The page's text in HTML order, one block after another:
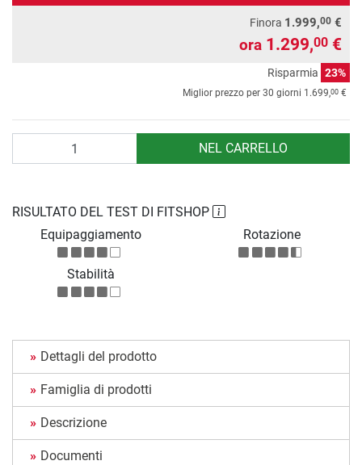
Finora 1.999,00 €
ora 1.299,00 €
Risparmia 23%
Miglior prezzo per 30 giorni 1.699,00 €
NEL CARRELLO
RISULTATO DEL TEST DI FITSHOP
Equipaggiamento
Rotazione
Stabilità
Dettagli del prodotto
Famiglia di prodotti
Descrizione
Documenti